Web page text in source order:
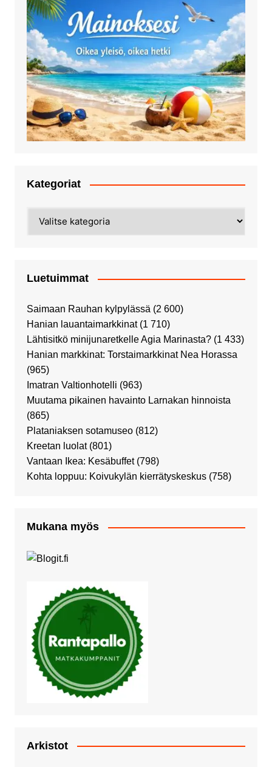
Kategoriat
Luetuimmat
Saimaan Rauhan kylpylässä (2 600)
Hanian lauantaimarkkinat (1 710)
Lähtisitkö minijunaretkelle Agia Marinasta? (1 433)
Hanian markkinat: Torstaimarkkinat Nea Horassa
(965)
Imatran Valtionhotelli (963)
Muutama pikainen havainto Larnakan hinnoista
(865)
Plataniaksen sotamuseo (812)
Kreetan luolat (801)
Vantaan Ikea: Kesäbuffet (798)
Kohta loppuu: Koivukylän kierrätyskeskus (758)
Mukana myös
Arkistot